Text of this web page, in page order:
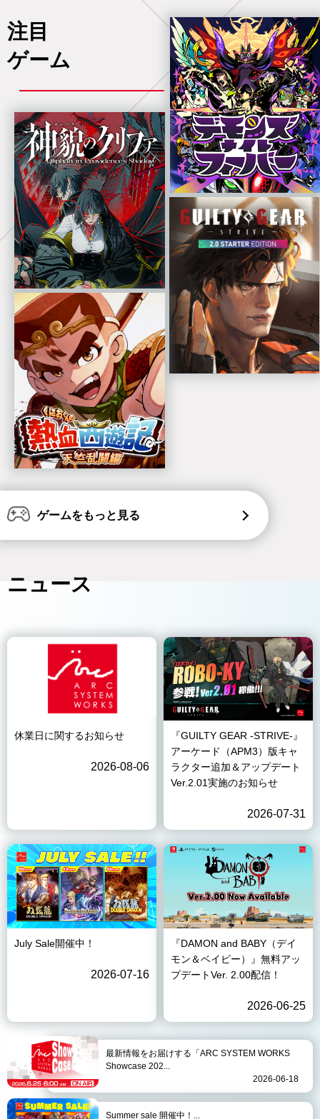
注目
ゲーム
ゲームをもっと見る
ニュース
休業日に関するお知らせ
2026-08-06
『GUILTY GEAR -STRIVE-』
アーケード（APM3）版キャ
ラクター追加＆アップデート
Ver.2.01実施のお知らせ
2026-07-31
July Sale開催中！
2026-07-16
『DAMON and BABY（デイ
モン＆ベイビー）』無料アッ
プデートVer. 2.00配信！
2026-06-25
最新情報をお届けする「ARC SYSTEM WORKS
Showcase 202...
2026-06-18
Summer sale 開催中！...